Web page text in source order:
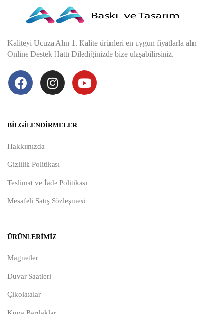
Kaliteyi Ucuza Alın 1. Kalite ürünleri en uygun fiyatlarla alın
Online Destek Hattı Dilediğinizde bize ulaşabilirsiniz.
BILGILENDIRMELER
Hakkımızda
Gizlilik Politikası
Teslimat ve İade Politikası
Mesafeli Satış Sözleşmesi
ÜRÜNLERIMIZ
Magnetler
Duvar Saatleri
Çikolatalar